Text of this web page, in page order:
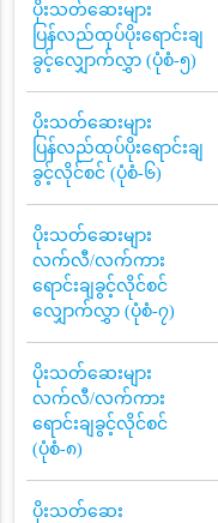
ပိုးသတ်ဆေးများ
ပြန်လည်ထုပ်ပိုးရောင်းချ
ခွင့်လျှောက်လွှာ (ပုံစံ-၅)
ပိုးသတ်ဆေးများ
ပြန်လည်ထုပ်ပိုးရောင်းချ
ခွင့်လိုင်စင် (ပုံစံ-၆)
ပိုးသတ်ဆေးများ
လက်လီ/လက်ကား
ရောင်းချခွင့်လိုင်စင်
လျှောက်လွှာ (ပုံစံ-၇)
ပိုးသတ်ဆေးများ
လက်လီ/လက်ကား
ရောင်းချခွင့်လိုင်စင်
(ပုံစံ-၈)
ပိုးသတ်ဆေး